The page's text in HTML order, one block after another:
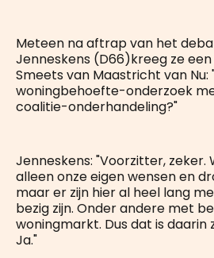
Meteen na aftrap van het
Jenneskens (D66)kreeg ze
Smeets van Maastricht van Nu:
woningbehoefte-onderzoek
coalitie-onderhandeling?"
Jenneskens: "Voorzitter, zeker.
alleen onze eigen wensen en
maar er zijn hier al heel lang
bezig zijn. Onder andere met
woningmarkt. Dus dat is daarin
Ja."